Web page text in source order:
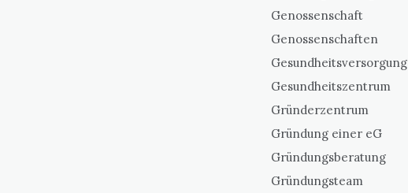
Genossenschaft
Genossenschaften
Gesundheitsversorgung
Gesundheitszentrum
Gründerzentrum
Gründung einer eG
Gründungsberatung
Gründungsteam